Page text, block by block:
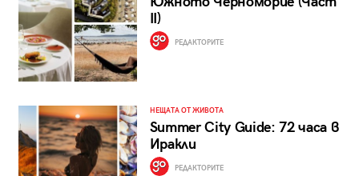
II)
РЕДАКТОРИТЕ
НЕЩАТА ОТ ЖИВОТА
Summer City Guide: 72 часа в
Иракли
РЕДАКТОРИТЕ